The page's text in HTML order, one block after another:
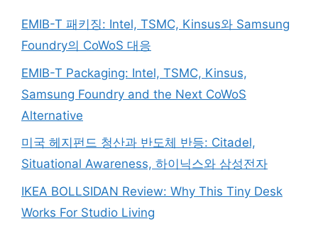
EMIB-T 패키징: Intel, TSMC, Kinsus와 Samsung
Foundry의 CoWoS 대응
EMIB-T Packaging: Intel, TSMC, Kinsus,
Samsung Foundry and the Next CoWoS
Alternative
미국 헤지펀드 청산과 반도체 반등: Citadel,
Situational Awareness, 하이닉스와 삼성전자
IKEA BOLLSIDAN Review: Why This Tiny Desk
Works For Studio Living